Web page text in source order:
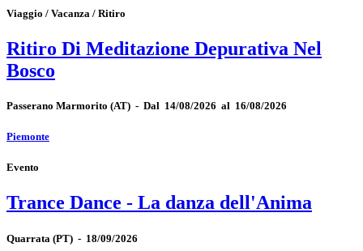
Viaggio / Vacanza / Ritiro
Ritiro Di Meditazione Depurativa Nel
Bosco
Passerano Marmorito (AT) - Dal 14/08/2026 al 16/08/2026
Piemonte
Evento
Trance Dance - La danza dell'Anima
Quarrata (PT) - 18/09/2026